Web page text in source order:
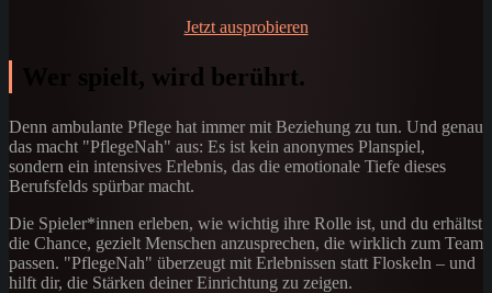
Jetzt ausprobieren
Wer spielt, wird berührt.
Denn ambulante Pflege hat immer mit Beziehung zu tun. Und genau
das macht "PflegeNah" aus: Es ist kein anonymes Planspiel,
sondern ein intensives Erlebnis, das die emotionale Tiefe dieses
Berufsfelds spürbar macht.
Die Spieler*innen erleben, wie wichtig ihre Rolle ist, und du erhältst
die Chance, gezielt Menschen anzusprechen, die wirklich zum Team
passen. "PflegeNah" überzeugt mit Erlebnissen statt Floskeln – und
hilft dir, die Stärken deiner Einrichtung zu zeigen.